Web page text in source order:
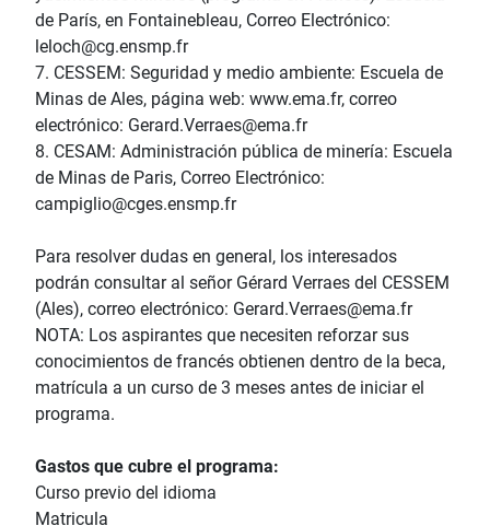
de París, en Fontainebleau, Correo Electrónico:
leloch@cg.ensmp.fr
7. CESSEM: Seguridad y medio ambiente: Escuela de
Minas de Ales, página web: www.ema.fr, correo
electrónico: Gerard.Verraes@ema.fr
8. CESAM: Administración pública de minería: Escuela
de Minas de Paris, Correo Electrónico:
campiglio@cges.ensmp.fr
Para resolver dudas en general, los interesados
podrán consultar al señor Gérard Verraes del CESSEM
(Ales), correo electrónico: Gerard.Verraes@ema.fr
NOTA: Los aspirantes que necesiten reforzar sus
conocimientos de francés obtienen dentro de la beca,
matrícula a un curso de 3 meses antes de iniciar el
programa.
Gastos que cubre el programa:
Curso previo del idioma
Matricula